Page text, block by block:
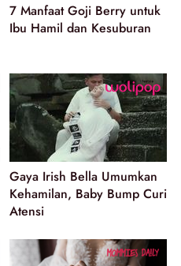
7 Manfaat Goji Berry untuk
Ibu Hamil dan Kesuburan
Gaya Irish Bella Umumkan
Kehamilan, Baby Bump Curi
Atensi